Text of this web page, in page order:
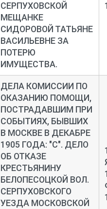
СЕРПУХОВСКОЙ
МЕЩАНКЕ
СИДОРОВОЙ ТАТЬЯНЕ
ВАСИЛЬЕВНЕ ЗА
ПОТЕРЮ
ИМУЩЕСТВА.
ДЕЛА КОМИССИИ ПО
ОКАЗАНИЮ ПОМОЩИ,
ПОСТРАДАВШИМ ПРИ
СОБЫТИЯХ, БЫВШИХ
В МОСКВЕ В ДЕКАБРЕ
1905 ГОДА: "С". ДЕЛО
ОБ ОТКАЗЕ
КРЕСТЬЯНИНУ
БЕЛОПЕСОЦКОЙ ВОЛ.
СЕРПУХОВСКОГО
УЕЗДА МОСКОВСКОЙ